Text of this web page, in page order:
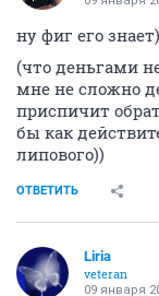
ну фиг его
(что деньгами
мне не сложно
приспичит
бы как
липового))
ОТВЕТИТЬ
Liria
veteran
09 января